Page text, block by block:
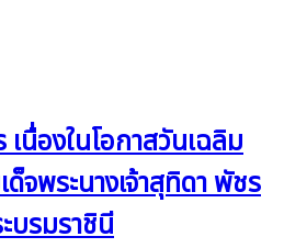
นื่องในโอกาสวันเฉลิม
จพระนางเจ้าสุทิดา พัชร
รมราชินี